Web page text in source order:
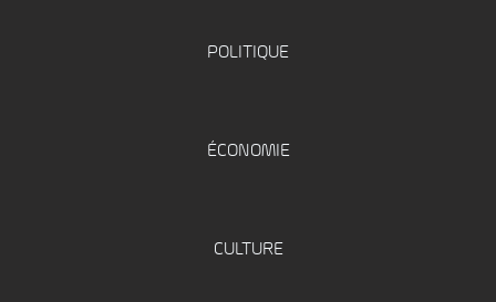
POLITIQUE
ÉCONOMIE
CULTURE